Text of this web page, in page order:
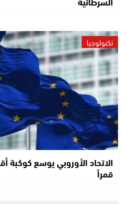
تكنولوجيا
قمراً